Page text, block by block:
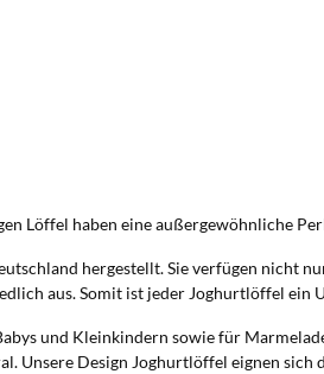
Löffel haben eine außergewöhnliche
hergestellt. Sie verfügen nicht
aus. Somit ist jeder Joghurtlöffel ein
und Kleinkindern sowie für
Unsere Design Joghurtlöffel eignen